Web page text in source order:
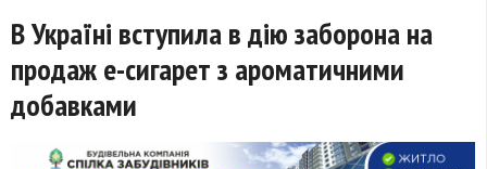
В Україні вступила в дію заборона на
продаж е-сигарет з ароматичними
добавками